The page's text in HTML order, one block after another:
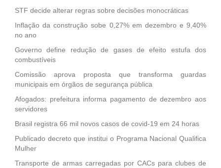
STF decide alterar regras sobre decisões monocráticas
Inflação da construção sobe 0,27% em dezembro e 9,40%
no ano
Governo define redução de gases de efeito estufa dos
combustíveis
Comissão aprova proposta que transforma guardas
municipais em órgãos de segurança pública
Afogados: prefeitura informa pagamento de dezembro aos
servidores
Brasil registra 66 mil novos casos de covid-19 em 24 horas
Publicado decreto que institui o Programa Nacional Qualifica
Mulher
Transporte de armas carregadas por CACs para clubes de